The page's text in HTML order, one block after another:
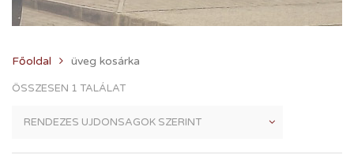
Főoldal üveg kosárka
ÖSSZESEN 1 TALÁLAT